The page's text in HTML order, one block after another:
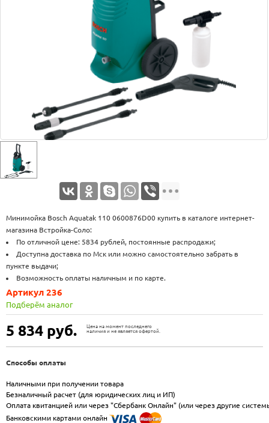
Минимойка Bosch Aquatak 110 0600876D00 купить в каталоге интернет-
магазина Встройка-Соло:
По отличной цене: 5834 рублей, постоянные распродажи;
Доступна доставка по Мск или можно самостоятельно забрать в
пункте выдачи;
Возможность оплаты наличным и по карте.
5 834 руб.
Цена на момент последнего
наличия и не является офертой.
Артикул 236
Подберём аналог
Способы оплаты
Наличными при получении товара
Безналичный расчет (для юридических лиц и ИП)
Оплата квитанцией или через "Сбербанк Онлайн" (или через другие
Банковскими картами онлайн